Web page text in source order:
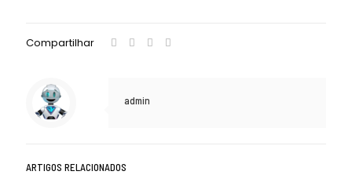
Compartilhar
admin
ARTIGOS RELACIONADOS